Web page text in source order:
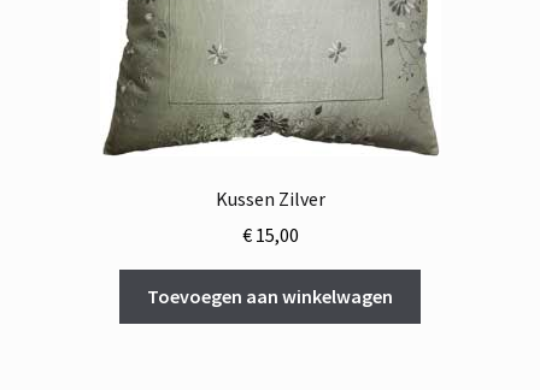
Kussen Zilver
€15,00
Toevoegen aan winkelwagen